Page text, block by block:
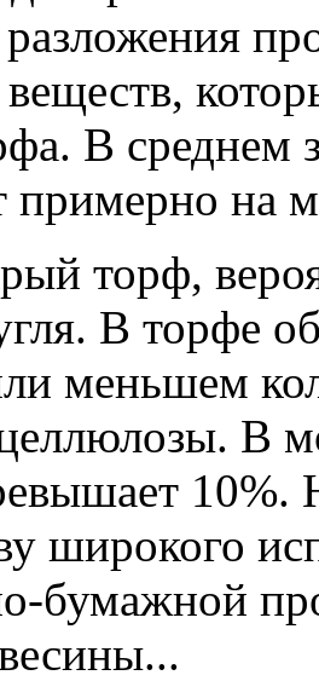
В среднем
примерно на
торф,
В торфе
меньшем
В
10%.
широкого
бумажной